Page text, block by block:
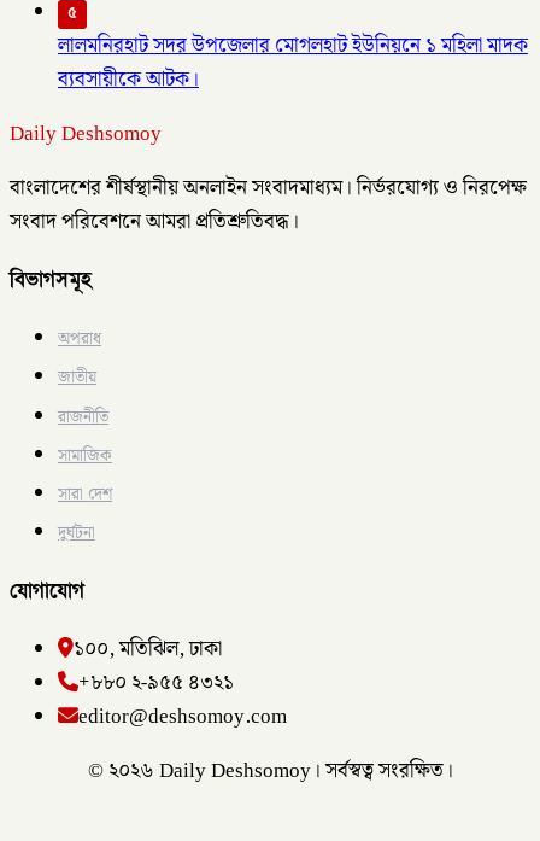
৫
লালমনিরহাট সদর উপজেলার মোগলহাট ইউনিয়নে ১ মহিলা মাদক
ব্যবসায়ীকে আটক।
Daily Deshsomoy
বাংলাদেশের শীর্ষস্থানীয় অনলাইন সংবাদমাধ্যম। নির্ভরযোগ্য ও নিরপেক্ষ
সংবাদ পরিবেশনে আমরা প্রতিশ্রুতিবদ্ধ।
বিভাগসমূহ
অপরাধ
জাতীয়
রাজনীতি
সামাজিক
সারা দেশ
দুর্ঘটনা
যোগাযোগ
১০০, মতিঝিল, ঢাকা
+৮৮০ ২-৯৫৫ ৪৩২১
editor@deshsomoy.com
© ২০২৬ Daily Deshsomoy। সর্বস্বত্ব সংরক্ষিত।